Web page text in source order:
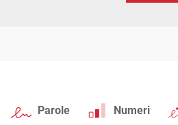
Parole Numeri